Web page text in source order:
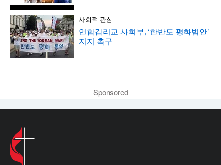
사회적 관심
연합감리교 사회부, ‘한반도 평화법안’
지지 촉구
Sponsored